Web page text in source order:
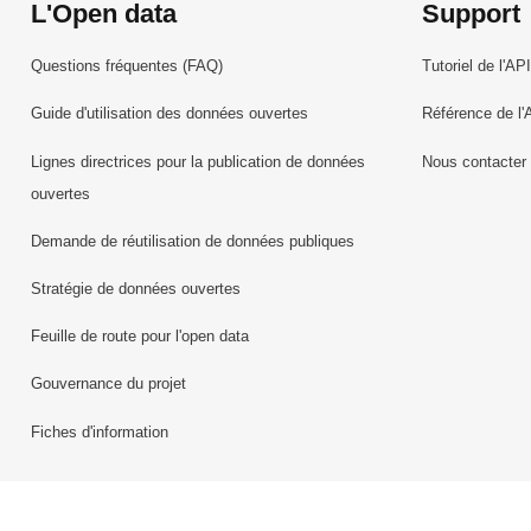
L'Open data
Questions fréquentes (FAQ)
Guide d'utilisation des données ouvertes
Lignes directrices pour la publication de données
ouvertes
Demande de réutilisation de données publiques
Stratégie de données ouvertes
Feuille de route pour l'open data
Gouvernance du projet
Fiches d'information
Support
Tutoriel de l'API
Référence de
Nous contacter